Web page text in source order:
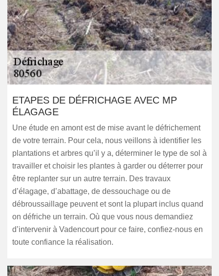
ETAPES DE DÉFRICHAGE AVEC MP
ÉLAGAGE
Une étude en amont est de mise avant le défrichement
de votre terrain. Pour cela, nous veillons à identifier les
plantations et arbres qu’il y a, déterminer le type de sol à
travailler et choisir les plantes à garder ou déterrer pour
être replanter sur un autre terrain. Des travaux
d’élagage, d’abattage, de dessouchage ou de
débroussaillage peuvent et sont la plupart inclus quand
on défriche un terrain. Où que vous nous demandiez
d’intervenir à Vadencourt pour ce faire, confiez-nous en
toute confiance la réalisation.